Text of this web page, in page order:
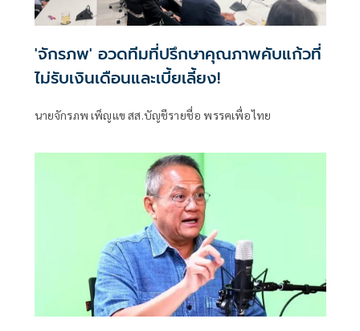
'จักรภพ' อวดทีมที่ปรึกษาคุณภาพคับแก้วที่
ไม่รับเงินเดือนและเบี้ยเลี้ยง!
นายจักรภพ เพ็ญแข สส.บัญชีรายชื่อ พรรคเพื่อไทย